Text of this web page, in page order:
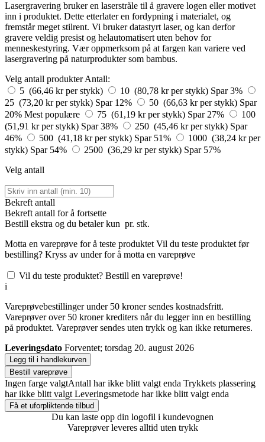
Lasergravering bruker en laserstråle til å gravere logen eller motivet
inn i produktet. Dette etterlater en fordypning i materialet, og
fremstår meget stilrent. Vi bruker datastyrt laser, og kan derfor
gravere veldig presist og helautomatisert uten behov for
menneskestyring. Vær oppmerksom på at fargen kan variere ved
lasergravering på naturprodukter som bambus.
Velg antall produkter Antall:
5 (66,46 kr per stykk)
10 (80,78 kr per stykk) Spar 3%
25 (73,20 kr per stykk) Spar 12% 50 (66,63 kr per stykk) Spar
20% Mest populære 75 (61,19 kr per stykk) Spar 27%
100
(51,91 kr per stykk) Spar 38% 250 (45,46 kr per stykk) Spar
46%
500 (41,18 kr per stykk) Spar 51%
1000 (38,24 kr per
stykk) Spar 54% 2500 (36,29 kr per stykk) Spar 57%
Velg antall
Bekreft antall
Bekreft antall for å fortsette
Bestill ekstra og du betaler kun pr. stk.
Motta en vareprøve for å teste produktet Vil du teste produktet før
bestilling? Kryss av under for å motta en vareprøve
Vil du teste produktet? Bestill en vareprøve!
i
Vareprøvebestillinger under 50 kroner sendes kostnadsfritt.
Vareprøver over 50 kroner krediters når du legger inn en bestilling
på produktet. Vareprøver sendes uten trykk og kan ikke returneres.
Leveringsdato Forventet; torsdag 20. august 2026
Legg til i handlekurven
Bestill vareprøve
Ingen farge valgtAntall har ikke blitt valgt enda Trykkets plassering
har ikke blitt valgt Leveringsmetode har ikke blitt valgt enda
Få et uforpliktende tilbud
Du kan laste opp din logofil i kundevognen
Vareprøver leveres alltid uten trykk